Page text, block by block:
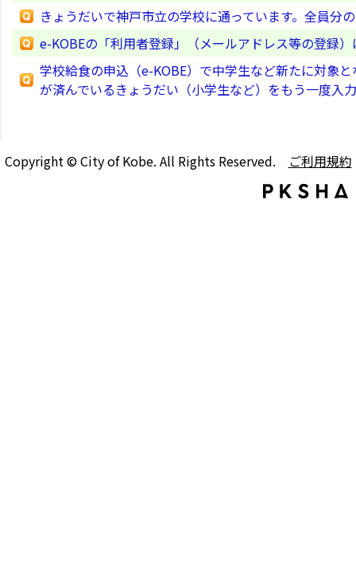
きょうだいで神戸市立の学校に通っています。全員分
e-KOBEの「利用者登録」（メールアドレス等の登録
学校給食の申込（e-KOBE）で中学生など新たに対象
が済んでいるきょうだい（小学生など）をもう一度入
Copyright © City of Kobe. All Rights Reserved. ご利用規約